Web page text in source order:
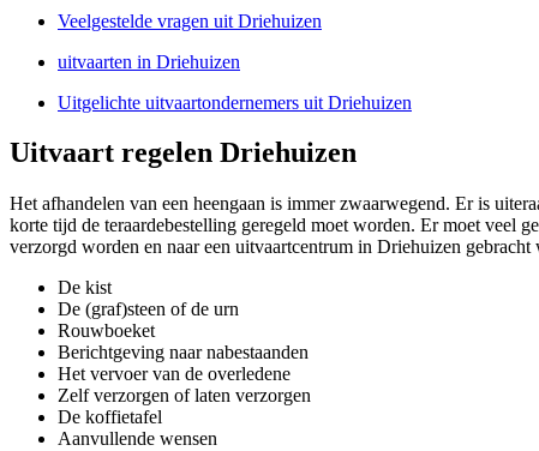
Veelgestelde vragen uit Driehuizen
uitvaarten in Driehuizen
Uitgelichte uitvaartondernemers uit Driehuizen
Uitvaart regelen Driehuizen
Het afhandelen van een heengaan is immer zwaarwegend. Er is
korte tijd de teraardebestelling geregeld moet worden. Er moet veel
verzorgd worden en naar een uitvaartcentrum in Driehuizen
De kist
De (graf)steen of de urn
Rouwboeket
Berichtgeving naar nabestaanden
Het vervoer van de overledene
Zelf verzorgen of laten verzorgen
De koffietafel
Aanvullende wensen